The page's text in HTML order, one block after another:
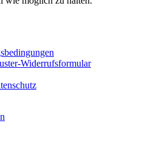
Widerrufsformular